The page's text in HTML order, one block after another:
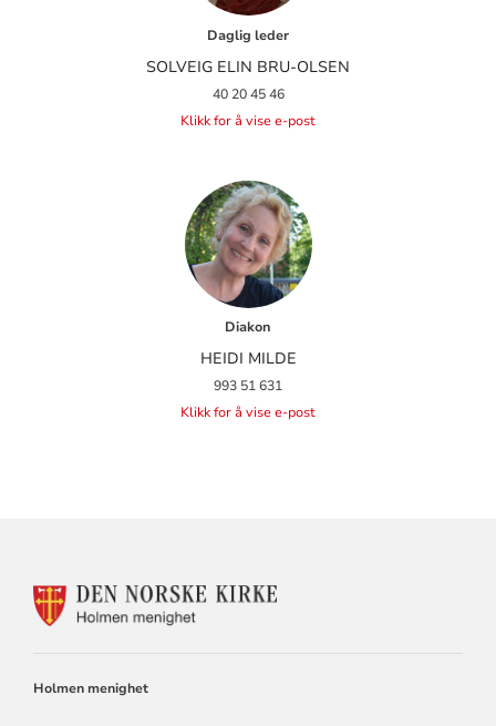
Daglig leder
SOLVEIG ELIN BRU-OLSEN
40 20 45 46
Klikk for å vise e-post
Diakon
HEIDI MILDE
993 51 631
Klikk for å vise e-post
KONTAKTINFORMASJON
Holmen menighet